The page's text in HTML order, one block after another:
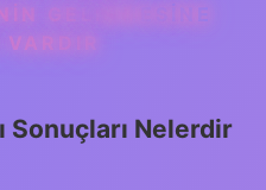
GELIŞMESINE
Sonuçları Nelerdir